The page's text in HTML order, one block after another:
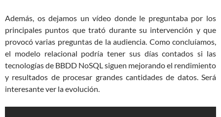
Además, os dejamos un vídeo donde le preguntaba por los
principales puntos que trató durante su intervención y que
provocó varias preguntas de la audiencia. Como concluíamos,
el modelo relacional podría tener sus días contados si las
tecnologías de BBDD NoSQL siguen mejorando el rendimiento
y resultados de procesar grandes cantidades de datos. Será
interesante ver la evolución.